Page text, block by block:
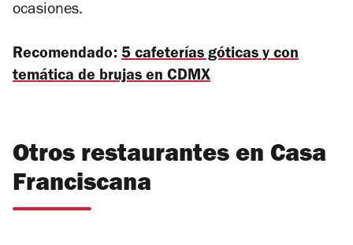
ocasiones.
Recomendado: 5 cafeterías góticas y con
temática de brujas en CDMX
Otros restaurantes en Casa
Franciscana